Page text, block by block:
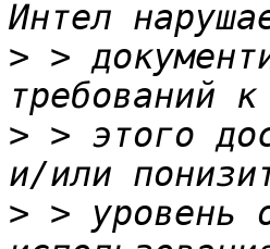
> >
> > этого
> > уровень